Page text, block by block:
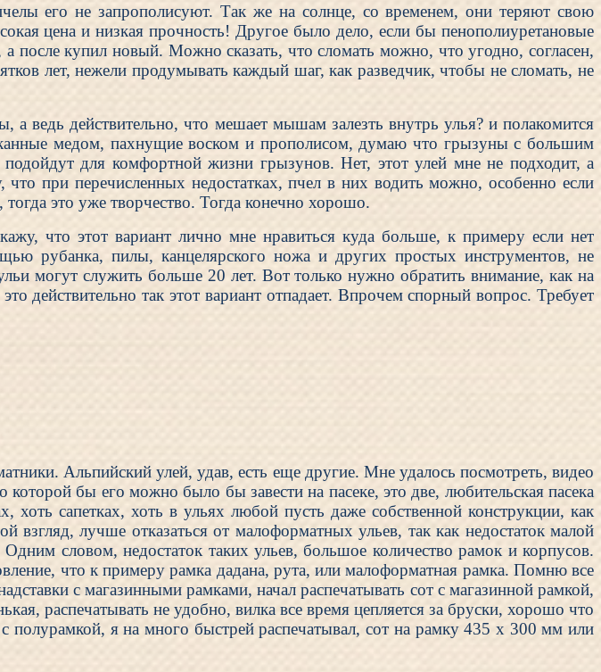
его не запрополисуют. Так же на солнце, со временем, они теряют свою
цена и низкая прочность! Другое было дело, если бы пенополиуретановые
после купил новый. Можно сказать, что сломать можно, что угодно, согласен,
лет, нежели продумывать каждый шаг, как разведчик, чтобы не сломать, не
действительно, что мешает мышам залезть внутрь улья? и полакомится
медом, пахнущие воском и прополисом, думаю что грызуны с большим
для комфортной жизни грызунов. Нет, этот улей мне не подходит, а
при перечисленных недостатках, пчел в них водить можно, особенно если
это уже творчество. Тогда конечно хорошо.
что этот вариант лично мне нравиться куда больше, к примеру если нет
рубанка, пилы, канцелярского ножа и других простых инструментов, не
могут служить больше 20 лет. Вот только нужно обратить внимание, как на
действительно так этот вариант отпадает. Впрочем спорный вопрос. Требует
Альпийский улей, удав, есть еще другие. Мне удалось посмотреть, видео
бы его можно было бы завести на пасеке, это две, любительская пасека
сапетках, хоть в ульях любой пусть даже собственной конструкции, как
лучше отказаться от малоформатных ульев, так как недостаток малой
словом, недостаток таких ульев, большое количество рамок и корпусов.
что к примеру рамка дадана, рута, или малоформатная рамка. Помню все
с магазинными рамками, начал распечатывать сот с магазинной рамкой,
распечатывать не удобно, вилка все время цепляется за бруски, хорошо что
полурамкой, я на много быстрей распечатывал, сот на рамку 435 х 300 мм или